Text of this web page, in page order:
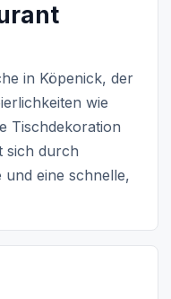
in Köpenick, der
wie
Tischdekoration
sich durch
und eine schnelle,